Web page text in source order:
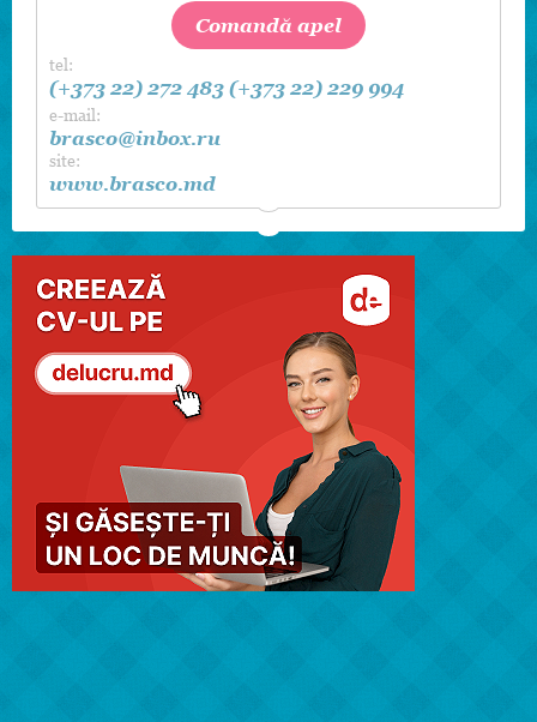
Comandă apel
tel:
(+373 22) 272 483 (+373 22) 229 994
e-mail:
brasco@inbox.ru
site:
www.brasco.md